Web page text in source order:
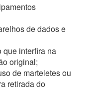
de dados e
que interfira na
original;
de marteletes ou
retirada do